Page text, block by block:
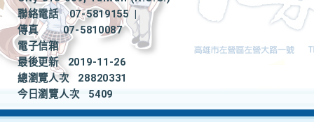
聯絡電話
07-5819155
|
傳真
07-5810087
電子信箱
最後更新
2019-11-26
總瀏覽人次
28820331
今日瀏覽人次
5409